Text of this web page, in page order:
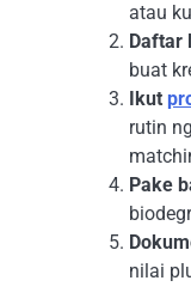
atau
Daftar
buat
Ikut
rutin
Pake
nilai